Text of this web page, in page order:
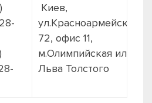
Киев,
ул.Красноармейская
72, офис 11,
м.Олимпийская или
Льва Толстого